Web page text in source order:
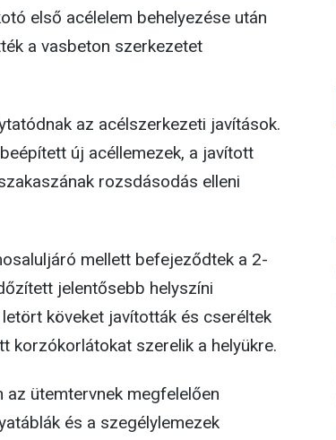
első acélelem behelyezése után
a vasbeton szerkezetet
az acélszerkezeti javítások.
új acéllemezek, a javított
rozsdásodás elleni
mellett befejeződtek a 2-
jelentősebb helyszíni
köveket javították és cseréltek
korzókorlátokat szerelik a helyükre.
ütemtervnek megfelelően
és a szegélylemezek